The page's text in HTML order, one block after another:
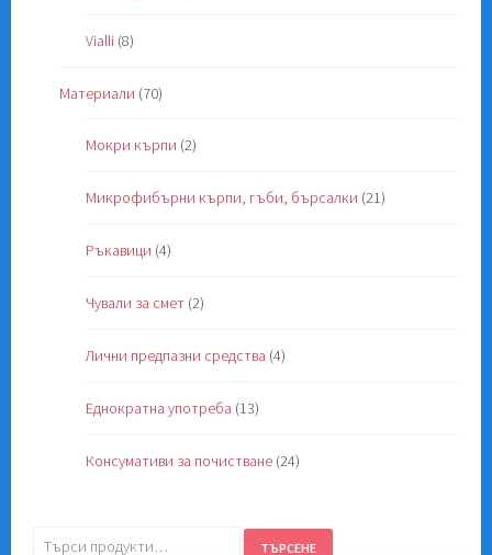
Vialli (8)
Материали (70)
Мокри кърпи (2)
Микрофибърни кърпи, гъби, бърсалки (21)
Ръкавици (4)
Чували за смет (2)
Лични предпазни средства (4)
Еднократна употреба (13)
Консумативи за почистване (24)
Търсене
ТЪРСЕНЕ